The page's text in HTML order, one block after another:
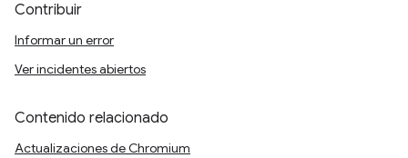
Contribuir
Informar un error
Ver incidentes abiertos
Contenido relacionado
Actualizaciones de Chromium